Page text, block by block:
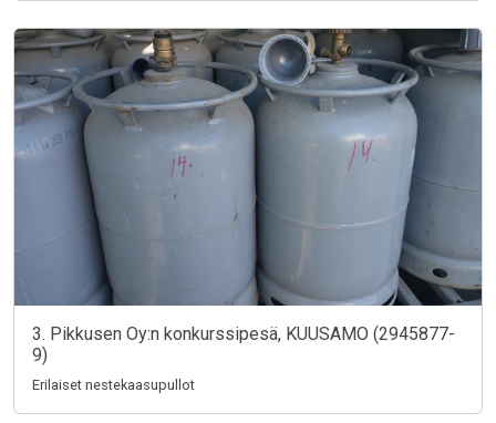
3. Pikkusen Oy:n konkurssipesä, KUUSAMO (2945877-
9)
Erilaiset nestekaasupullot